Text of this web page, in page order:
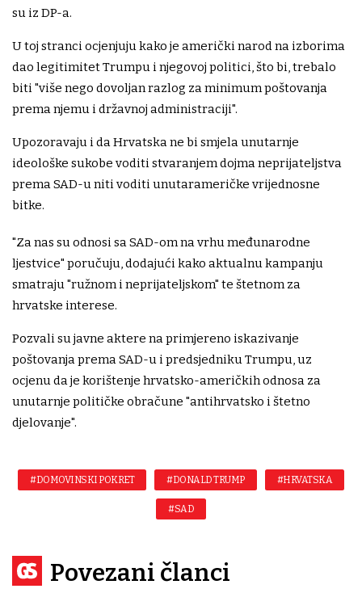
su iz DP-a.
U toj stranci ocjenjuju kako je američki narod na izborima
dao legitimitet Trumpu i njegovoj politici, što bi, trebalo
biti "više nego dovoljan razlog za minimum poštovanja
prema njemu i državnoj administraciji".
Upozoravaju i da Hrvatska ne bi smjela unutarnje
ideološke sukobe voditi stvaranjem dojma neprijateljstva
prema SAD-u niti voditi unutarameričke vrijednosne
bitke.
"Za nas su odnosi sa SAD-om na vrhu međunarodne
ljestvice" poručuju, dodajući kako aktualnu kampanju
smatraju "ružnom i neprijateljskom" te štetnom za
hrvatske interese.
Pozvali su javne aktere na primjereno iskazivanje
poštovanja prema SAD-u i predsjedniku Trumpu, uz
ocjenu da je korištenje hrvatsko-američkih odnosa za
unutarnje političke obračune "antihrvatsko i štetno
djelovanje".
#DOMOVINSKI POKRET #DONALD TRUMP #HRVATSKA
#SAD
Povezani članci